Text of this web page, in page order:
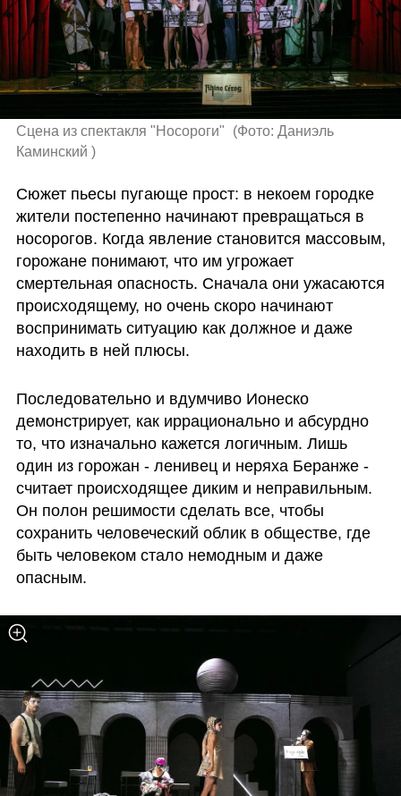
Сцена из спектакля "Носороги" (Фото: Даниэль
Каминский )
Сюжет пьесы пугающе прост: в некоем городке
жители постепенно начинают превращаться в
носорогов. Когда явление становится массовым,
горожане понимают, что им угрожает
смертельная опасность. Сначала они ужасаются
происходящему, но очень скоро начинают
воспринимать ситуацию как должное и даже
находить в ней плюсы.
Последовательно и вдумчиво Ионеско
демонстрирует, как иррационально и абсурдно
то, что изначально кажется логичным. Лишь
один из горожан - ленивец и неряха Беранже -
считает происходящее диким и неправильным.
Он полон решимости сделать все, чтобы
сохранить человеческий облик в обществе, где
быть человеком стало немодным и даже
опасным.